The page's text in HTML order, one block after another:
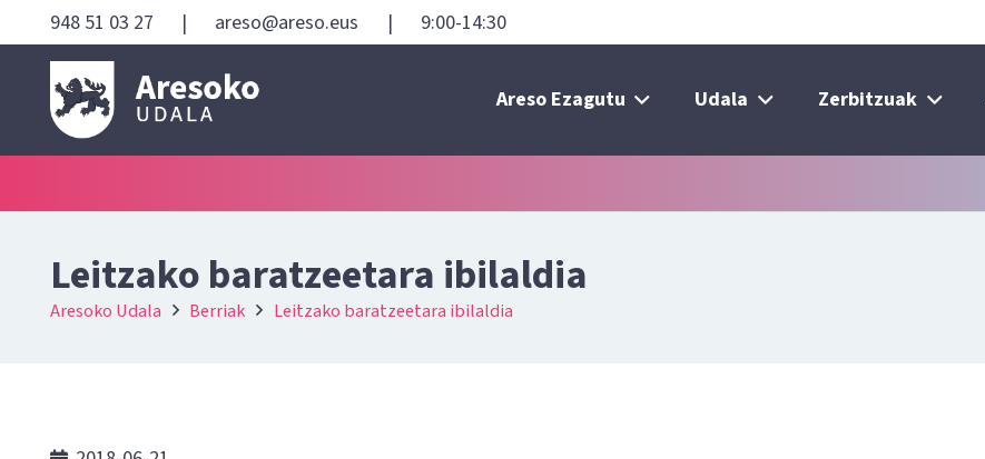
948 51 03 27 | areso@areso.eus | 9:00-14:30
Areso Ezagutu Udala Zerbitzuak
Leitzako baratzeetara ibilaldia
Aresoko Udala Berriak Leitzako baratzeetara ibilaldia